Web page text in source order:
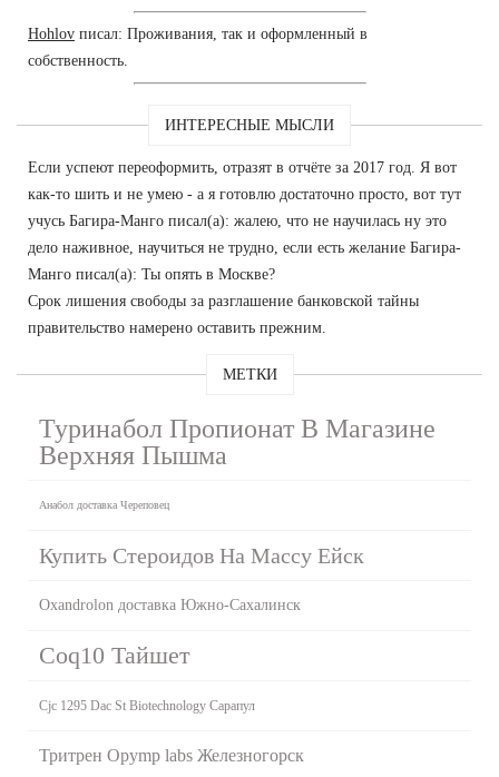
Hohlov писал: Проживания, так и оформленный в
собственность.
ИНТЕРЕСНЫЕ МЫСЛИ
Если успеют переоформить, отразят в отчёте за 2017 год. Я вот
как-то шить и не умею - а я готовлю достаточно просто, вот тут
учусь Багира-Манго писал(а): жалею, что не научилась ну это
дело наживное, научиться не трудно, если есть желание Багира-
Манго писал(а): Ты опять в Москве?
Срок лишения свободы за разглашение банковской тайны
правительство намерено оставить прежним.
МЕТКИ
Туринабол Пропионат В Магазине
Верхняя Пышма
Анабол доставка Череповец
Купить Стероидов На Массу Ейск
Oxandrolon доставка Южно-Сахалинск
Coq10 Тайшет
Cjc 1295 Dac St Biotechnology Сарапул
Тритрен Opymp labs Железногорск